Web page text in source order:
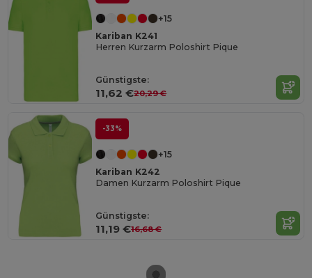
+15
Kariban K241
Herren Kurzarm Poloshirt Pique
Günstigste:
11,62 €20,29 €
-33%
+15
Kariban K242
Damen Kurzarm Poloshirt Pique
Günstigste:
11,19 €16,68 €